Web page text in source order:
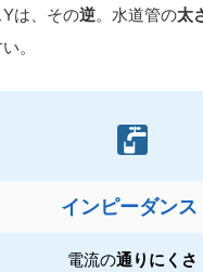
は、その逆。水道管の太
。
インピーダンス
電流の通りにくさ